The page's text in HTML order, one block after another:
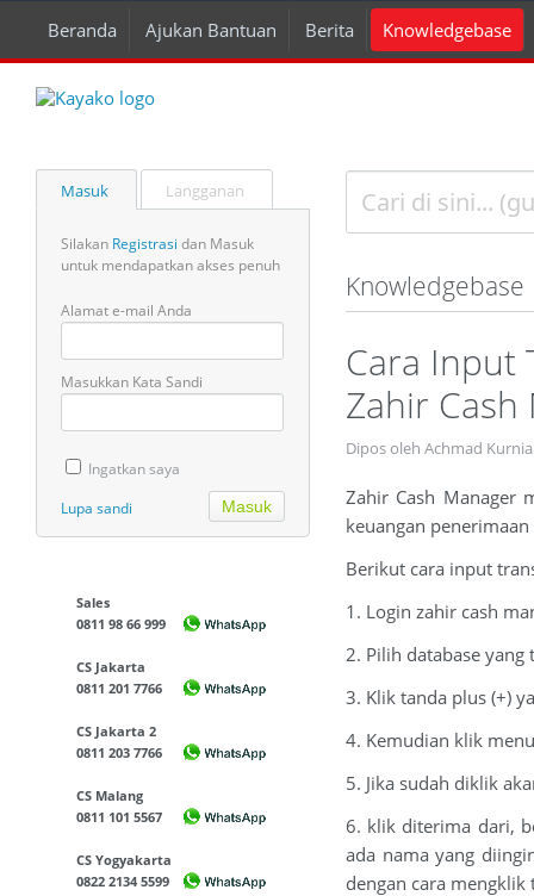
Beranda Ajukan Bantuan Berita Knowledgebase
Masuk Langganan
Silakan Registrasi dan Masuk
untuk mendapatkan akses penuh
Alamat e-mail Anda
Masukkan Kata Sandi
Ingatkan saya
Lupa sandi
Sales
0811 98 66 999
CS Jakarta
0811 201 7766
CS Jakarta 2
0811 203 7766
CS Malang
0811 101 5567
CS Yogyakarta
0822 2134 5599
Knowledgebase
Cara Input
Zahir Cash
Dipos oleh Achmad
Zahir Cash Manager
keuangan
Berikut cara input
1. Login zahir cash
2. Pilih database
3. Klik tanda plus (+)
4. Kemudian klik
5. Jika sudah diklik
6. klik diterima dari,
ada nama yang
dengan cara mengklik